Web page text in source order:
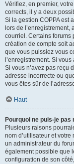
Vérifiez, en premier,
corrects, il y a deux
Si la gestion COPPA est
lors de
courriel. Certains forums
création de compte soit
que vous puissiez vous
l’enregistrement. Si
Si vous n’avez pas reçu
adresse incorrecte ou
vous êtes sûr de
Haut
Pourquoi ne puis-je pas
Plusieurs raisons
nom d’utilisateur et votre
un administrateur du
également possible que
configuration de son